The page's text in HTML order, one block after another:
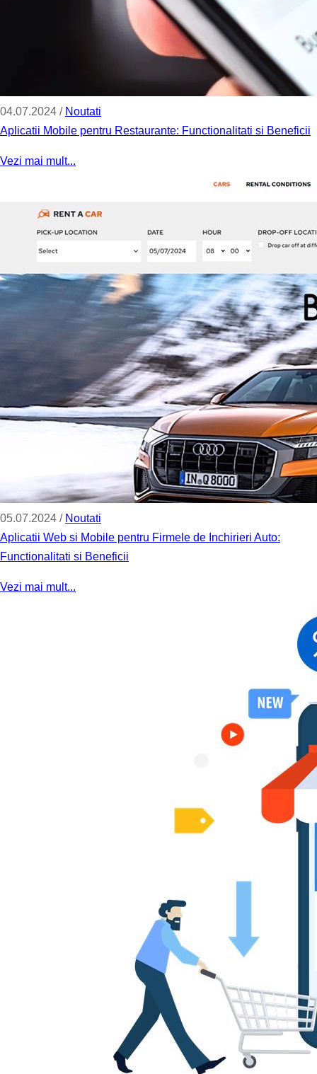
04.07.2024 / Noutati
Aplicatii Mobile pentru Restaurante: Functionalitati si Beneficii
Vezi mai mult...
05.07.2024 / Noutati
Aplicatii Web si Mobile pentru Firmele de Inchirieri Auto:
Functionalitati si Beneficii
Vezi mai mult...